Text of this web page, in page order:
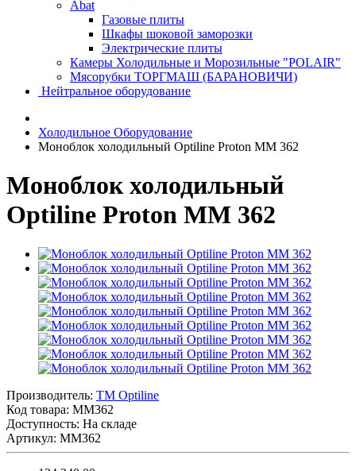
Abat
Газовые плиты
Шкафы шоковой заморозки
Электрические плиты
Камеры Холодильные и Морозильные "POLAIR"
Мясорубки ТОРГМАШ (БАРАНОВИЧИ)
Нейтральное оборудование
Холодильное Оборудование
Моноблок холодильный Optiline Proton MM 362
Моноблок холодильный
Optiline Proton MM 362
Производитель: TM Optiline
Код товара: MM362
Доступность: На складе
Артикул: MM362